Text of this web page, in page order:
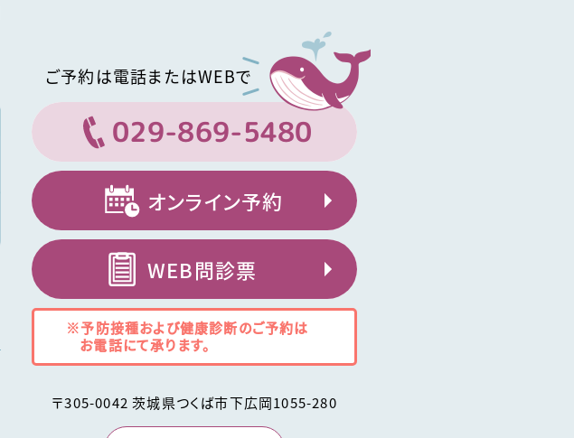
ご予約は電話またはWEBで
029-869-5480
オンライン予約
WEB問診票
※予防接種および健康診断のご予約は
お電話にて承ります。
〒305-0042 茨城県つくば市下広岡1055-280